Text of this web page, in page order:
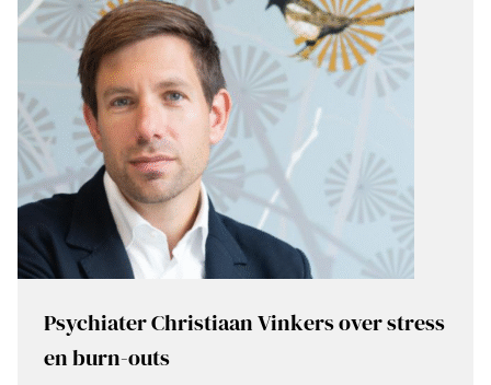
Psychiater Christiaan Vinkers over stress
en burn-outs